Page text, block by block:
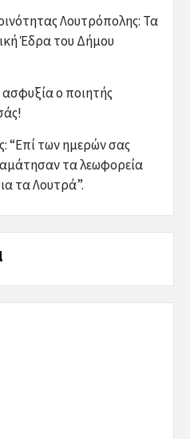
Λουτρόπολης: Τα
Έδρα του Δήμου
ο ποιητής
“Επί των ημερών σας
τα λεωφορεία
τα Λουτρά”.